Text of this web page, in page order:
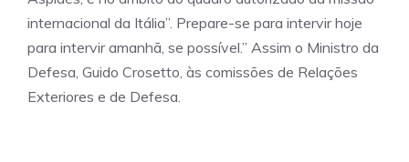
internacional da Itália”. Prepare-se para intervir hoje
para intervir amanhã, se possível.” Assim o Ministro da
Defesa, Guido Crosetto, às comissões de Relações
Exteriores e de Defesa.